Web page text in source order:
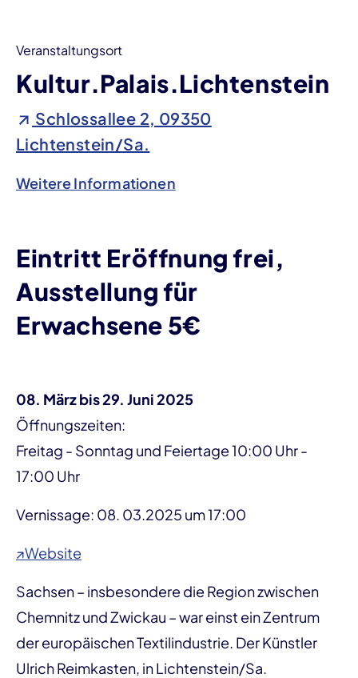
Veranstaltungsort
Kultur.Palais.Lichtenstein
Schlossallee 2, 09350
Lichtenstein/Sa.
Weitere Informationen
Eintritt Eröffnung frei,
Ausstellung für
Erwachsene 5€
08. März bis 29. Juni 2025
Öffnungszeiten:
Freitag - Sonntag und Feiertage 10:00 Uhr -
17:00 Uhr
Vernissage: 08. 03.2025 um 17:00
↗Website
Sachsen – insbesondere die Region zwischen
Chemnitz und Zwickau – war einst ein Zentrum
der europäischen Textilindustrie. Der Künstler
Ulrich Reimkasten, in Lichtenstein/Sa.